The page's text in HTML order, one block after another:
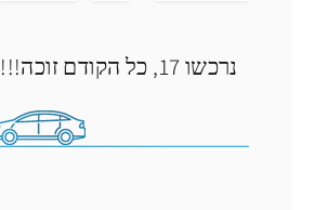
נרכשו 17 , כל הקודם זוכה!!!